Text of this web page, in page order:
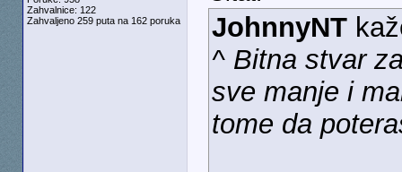
Zahvalnice: 122
Zahvaljeno 259 puta na 162 poruka
JohnnyNT
^ Bitna stvar
sve manje i
tome da